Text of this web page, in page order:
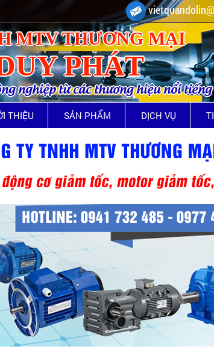
MTV THƯƠNG MẠI
PHÁT
nghiệp từ các thương hiệu nổi tiếng
THIỆU SẢN PHẨM DỊCH VỤ